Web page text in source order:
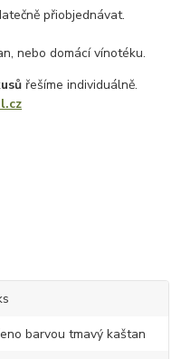
přiobjednávat.
nebo domácí vínotéku.
řešíme individuálně.
barvou tmavý kaštan